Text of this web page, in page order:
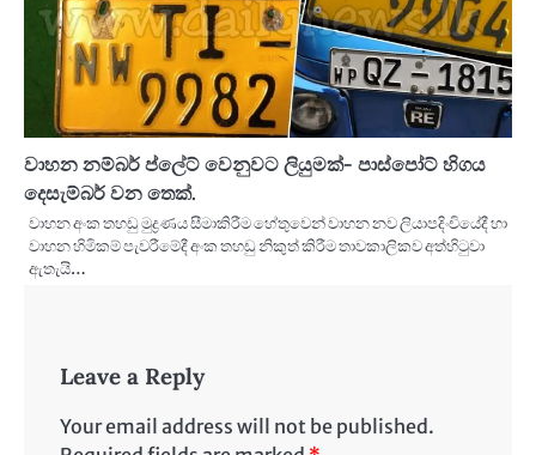
වාහන නම්බර් ප්ලේට් වෙනුවට ලියුමක්- පාස්පෝට් හිගය
‍දෙසැම්බර් වන තෙක්.
වාහන අංක තහඩු මුද්‍රණය සීමාකිරීම හේතුවෙන් වාහන නව ලියාපදිංචියේදී හා
වාහන හිමිකම් පැවරීමේදී අංක තහඩු නිකුත් කිරීම තාවකාලිකව අත්හිටුවා
ඇතැයි…
Leave a Reply
Your email address will not be published.